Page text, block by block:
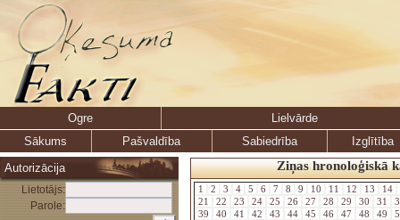
Ogre
Lielvārde
Sākums
Pašvaldība Sabiedrība
Izglītība
Autorizācija
Lietotājs:
Parole:
Ziņas hronoloģiskā
1 2 3 4 5 6 7 8 9 10 11 12 13 14
21
22 23 24 25 26 27 28 29 30 31
39
40 41 42 43 44 45 46 47 48 49